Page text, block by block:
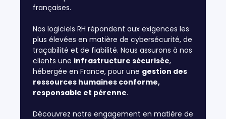
françaises.
Nos logiciels RH répondent aux exigences les
plus élevées en matière de cybersécurité, de
traçabilité et de fiabilité. Nous assurons à nos
clients une infrastructure sécurisée,
hébergée en France, pour une gestion des
ressources humaines conforme,
responsable et pérenne.
Découvrez notre engagement en matière de